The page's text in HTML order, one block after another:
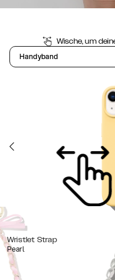
Wische, um
Handyband
Wristlet Strap
Pearl